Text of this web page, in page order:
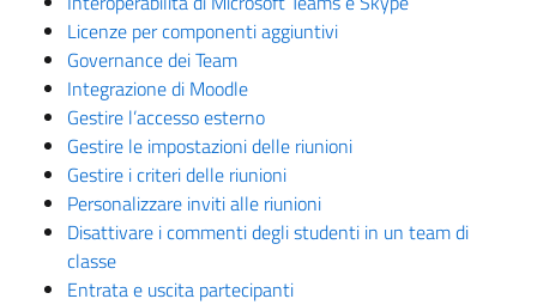
Licenze per componenti aggiuntivi
Governance dei Team
Integrazione di Moodle
Gestire l’accesso esterno
Gestire le impostazioni delle riunioni
Gestire i criteri delle riunioni
Personalizzare inviti alle riunioni
Disattivare i commenti degli studenti in un team di
classe
Entrata e uscita partecipanti